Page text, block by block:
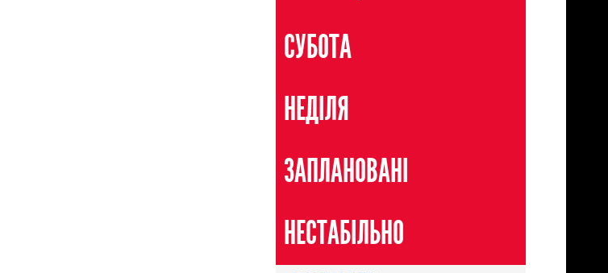
СУБОТА
НЕДІЛЯ
ЗАПЛАНОВАНІ
НЕСТАБІЛЬНО